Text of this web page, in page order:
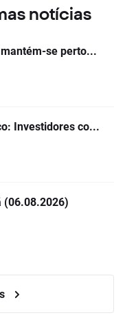
notícias
se perto...
Investidores co...
(06.08.2026)